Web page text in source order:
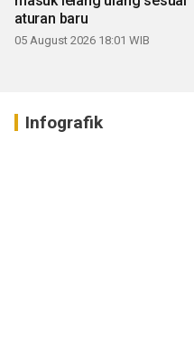
aturan baru
05 August 2026 18:01 WIB
Infografik